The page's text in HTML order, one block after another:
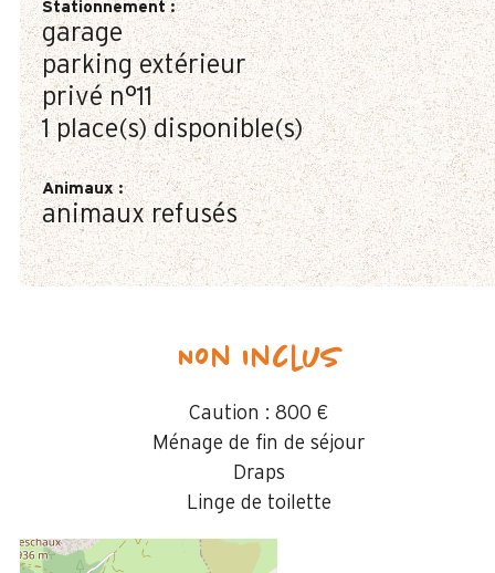
Stationnement:
garage
parking extérieur
privé n°11
1 place(s) disponible(s)
Animaux:
animaux refusés
Non inclus
Caution : 800 €
Ménage de fin de séjour
Draps
Linge de toilette